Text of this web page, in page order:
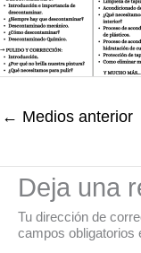
← Medios anterior
Deja una
Tu dirección de
campos obligatorios